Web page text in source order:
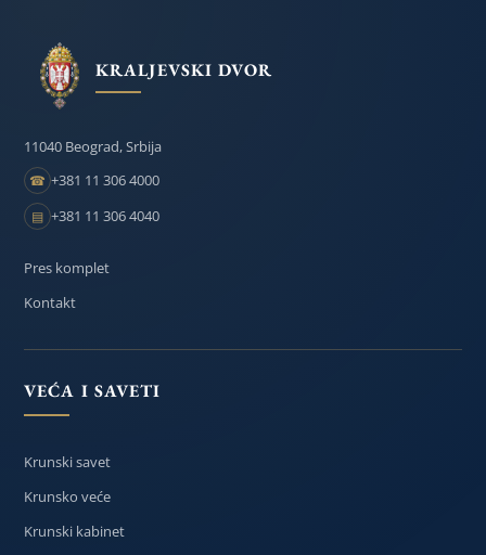
KRALJEVSKI DVOR
11040 Beograd, Srbija
☎ +381 11 306 4000
▤ +381 11 306 4040
Pres komplet
Kontakt
VEĆA I SAVETI
Krunski savet
Krunsko veće
Krunski kabinet